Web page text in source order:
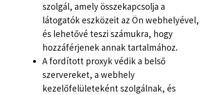
szolgál, amely összekapcsolja a
látogatók eszközeit az Ön webhelyével,
és lehetővé teszi számukra, hogy
hozzáférjenek annak tartalmához.
A fordított proxyk védik a belső
szervereket, a webhely
kezelőfelületeként szolgálnak, és